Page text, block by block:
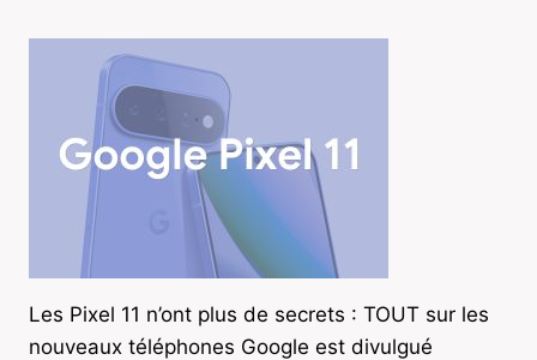
Les Pixel 11 n’ont plus de secrets : TOUT sur les
nouveaux téléphones Google est divulgué